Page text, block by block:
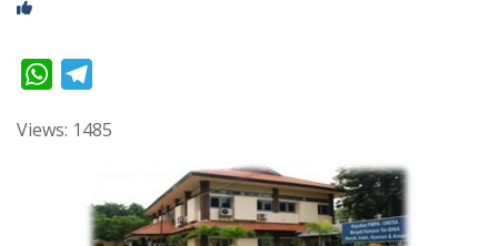
W
a
l
g
r
Views: 1485